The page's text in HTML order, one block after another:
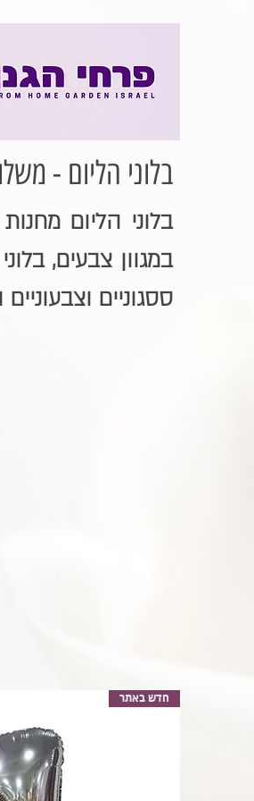
בלוני הליום -
בלוני הליום
במגוון צבעים,
ססגוניים
חדש באתר